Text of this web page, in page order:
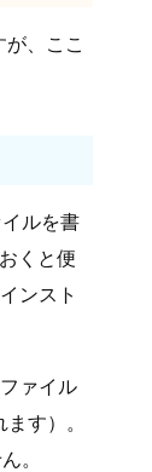
、ここ
ルを書
くと便
ンスト
ァイル
す）。
。